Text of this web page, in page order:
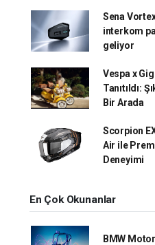
Sena
interkom
geliyor
Vespa x
Tanıtıldı:
Bir Arada
Scorpion
Air ile
Deneyimi
En Çok Okunanlar
BMW